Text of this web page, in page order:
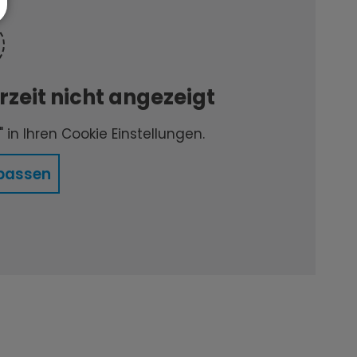
nicht angezeigt
Ihren Cookie Einstellungen.